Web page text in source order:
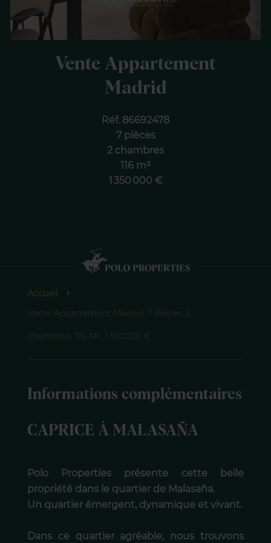
Vente Appartement
Madrid
Réf. 86692478
7 pièces
2 chambres
116 m²
1 350 000 €
Accueil
Vente Appartement Madrid, 7 Pièces, 2
Chambres, 116 M², 1 350 000 €
Informations complémentaires
CAPRICE À MALASAÑA
Polo Properties présente cette belle
propriété dans le quartier de Malasaña.
Un quartier émergent, dynamique et vivant.
Dans ce quartier agréable, nous trouvons